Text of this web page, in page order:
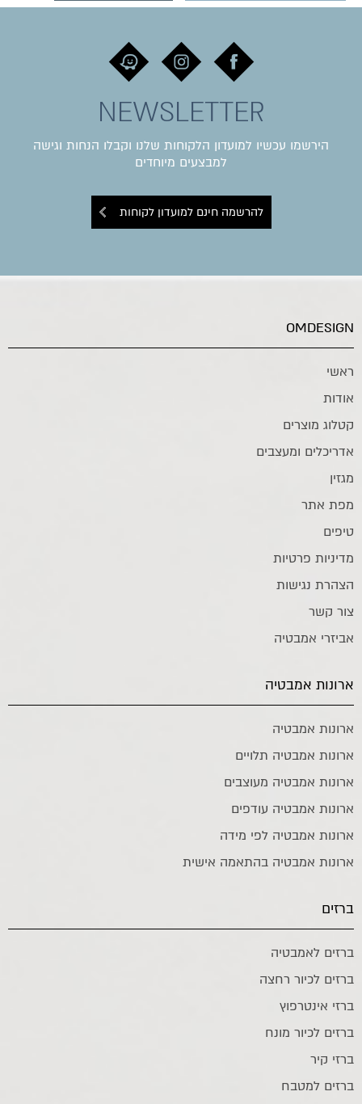
NEWSLETTER
הירשמו עכשיו למועדון הלקוחות שלנו וקבלו הנחות וגישה
למבצעים מיוחדים
להרשמה חינם למועדון לקוחות
OMDESIGN
ראשי
אודות
קטלוג מוצרים
אדריכלים ומעצבים
מגזין
מפת אתר
טיפים
מדיניות פרטיות
הצהרת נגישות
צור קשר
אביזרי אמבטיה
ארונות אמבטיה
ארונות אמבטיה
ארונות אמבטיה תלויים
ארונות אמבטיה מעוצבים
ארונות אמבטיה עודפים
ארונות אמבטיה לפי מידה
ארונות אמבטיה בהתאמה אישית
ברזים
ברזים לאמבטיה
ברזים לכיור רחצה
ברזי אינטרפוץ
ברזים לכיור מונח
ברזי קיר
ברזים למטבח